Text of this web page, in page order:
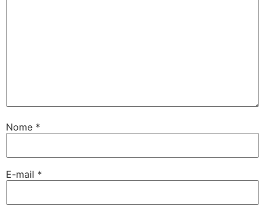
Nome *
E-mail *